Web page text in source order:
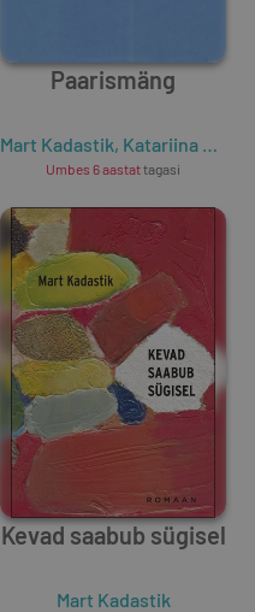
Paarismäng
Mart Kadastik, Katariina Tammert
Umbes 6 aastattagasi
Kevad saabub sügisel
Mart Kadastik